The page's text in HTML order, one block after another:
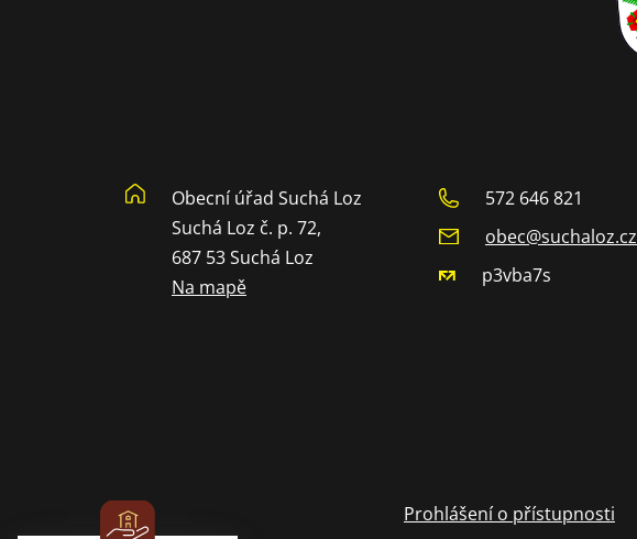
Obecní úřad Suchá Loz
Suchá Loz č. p. 72,
687 53 Suchá Loz
Na mapě
572 646 821
obec@suchaloz.cz
p3vba7s
Prohlášení o přístupnosti